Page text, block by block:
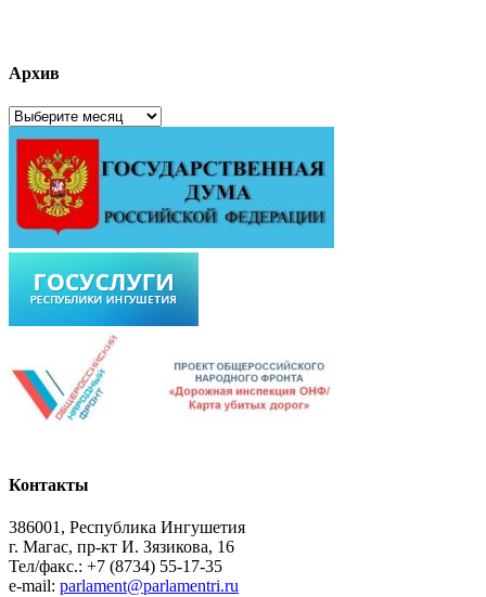
Архив
Архив
Контакты
386001, Республика Ингушетия
г. Магас, пр-кт И. Зязикова, 16
Тел/факс.: +7 (8734) 55-17-35
e-mail: parlament@parlamentri.ru